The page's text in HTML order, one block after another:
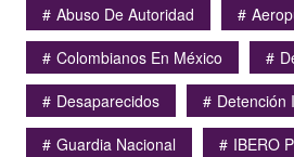
Abuso De Autoridad
Colombianos En México
Desaparecidos
Detención
Guardia Nacional
IBERO